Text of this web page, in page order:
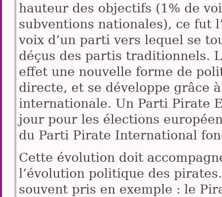
hauteur des objectifs (1% de
subventions nationales), ce fut
voix d’un parti vers lequel se
déçus des partis traditionnels.
effet une nouvelle forme de
directe, et se développe grâce
internationale. Un Parti Pirate
jour pour les élections
du Parti Pirate International
Cette évolution doit
l’évolution politique des
souvent pris en exemple : le